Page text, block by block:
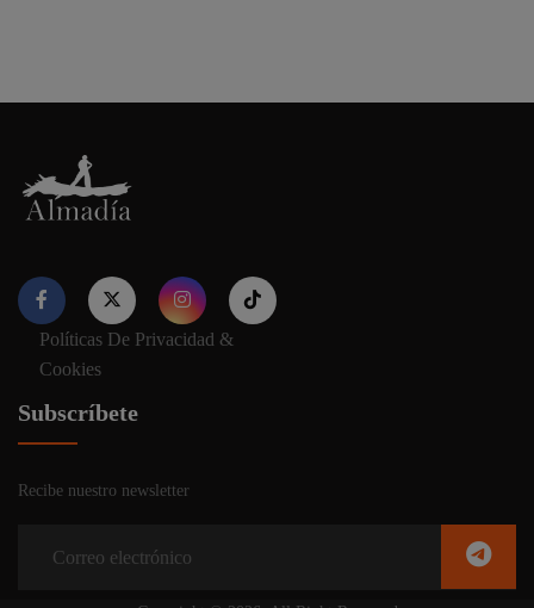
Nuestro sitio web utiliza cookies para proporcionar su
experiencia de navegación e información relevante. Antes de
continuar utilizando nuestro sitio web, acepte nuestros
Políticas De Privacidad &
Cookies
Subscríbete
Recibe nuestro newsletter